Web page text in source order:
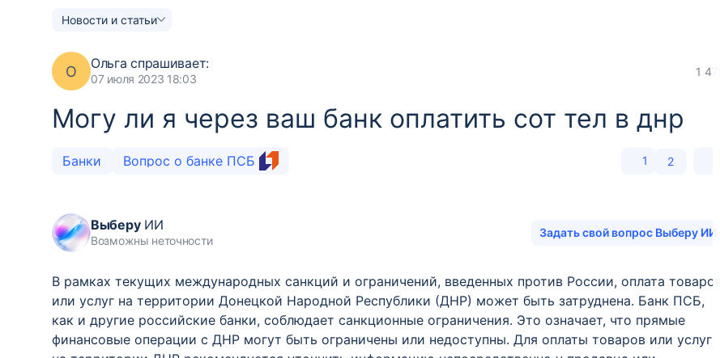
Новости и статьи
О Ольга спрашивает:
07 июля 2023 18:03
1 475
Могу ли я через ваш банк оплатить сот тел в днр
Банки Вопрос о банке ПСБ 1 2
ВыберуИИ
Возможны неточности
Задать свой вопрос Выберу ИИ
В рамках текущих международных санкций и ограничений, введенных против России, оплата товаров
или услуг на территории Донецкой Народной Республики (ДНР) может быть затруднена. Банк ПСБ,
как и другие российские банки, соблюдает санкционные ограничения. Это означает, что прямые
финансовые операции с ДНР могут быть ограничены или недоступны. Для оплаты товаров или услуг